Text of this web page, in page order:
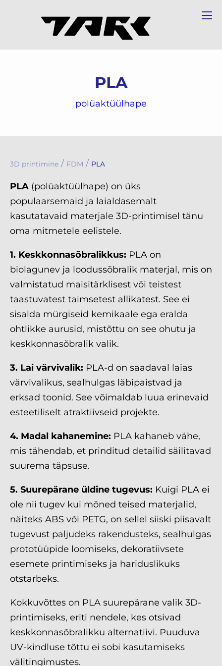
PLA
polüaktüülhape
3D printimine / FDM / PLA
PLA (polüaktüülhape) on üks
populaarsemaid ja laialdasemalt
kasutatavaid materjale 3D-printimisel tänu
oma mitmetele eelistele.
1. Keskkonnasõbralikkus: PLA on
biolagunev ja loodussõbralik materjal, mis on
valmistatud maisitärklisest või teistest
taastuvatest taimsetest allikatest. See ei
sisalda mürgiseid kemikaale ega eralda
ohtlikke aurusid, mistõttu on see ohutu ja
keskkonnasõbralik valik.
3. Lai värvivalik: PLA-d on saadaval laias
värvivalikus, sealhulgas läbipaistvad ja
erksad toonid. See võimaldab luua erinevaid
esteetiliselt atraktiivseid projekte.
4. Madal kahanemine: PLA kahaneb vähe,
mis tähendab, et prinditud detailid säilitavad
suurema täpsuse.
5. Suurepärane üldine tugevus: Kuigi PLA ei
ole nii tugev kui mõned teised materjalid,
näiteks ABS või PETG, on sellel siiski piisavalt
tugevust paljudeks rakendusteks, sealhulgas
prototüüpide loomiseks, dekoratiivsete
esemete printimiseks ja hariduslikuks
otstarbeks.
Kokkuvõttes on PLA suurepärane valik 3D-
printimiseks, eriti nendele, kes otsivad
keskkonnasõbralikku alternatiivi. Puuduva
UV-kindluse tõttu ei sobi kasutamiseks
välitingimustes.